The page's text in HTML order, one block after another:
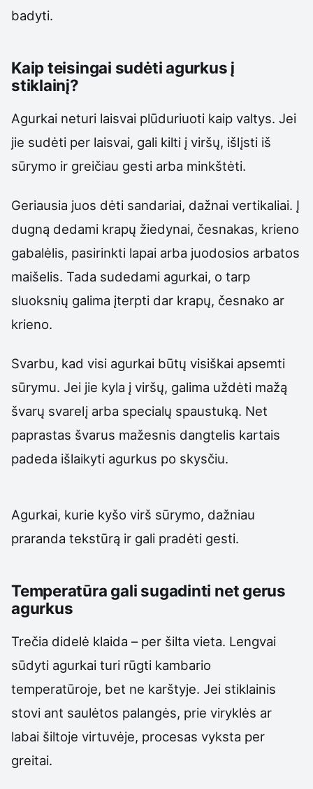
badyti.
Kaip teisingai sudėti agurkus į
stiklainį?
Agurkai neturi laisvai plūduriuoti kaip valtys. Jei
jie sudėti per laisvai, gali kilti į viršų, išlįsti iš
sūrymo ir greičiau gesti arba minkštėti.
Geriausia juos dėti sandariai, dažnai vertikaliai. Į
dugną dedami krapų žiedynai, česnakas, krieno
gabalėlis, pasirinkti lapai arba juodosios arbatos
maišelis. Tada sudedami agurkai, o tarp
sluoksnių galima įterpti dar krapų, česnako ar
krieno.
Svarbu, kad visi agurkai būtų visiškai apsemti
sūrymu. Jei jie kyla į viršų, galima uždėti mažą
švarų svarelį arba specialų spaustuką. Net
paprastas švarus mažesnis dangtelis kartais
padeda išlaikyti agurkus po skysčiu.
Agurkai, kurie kyšo virš sūrymo, dažniau
praranda tekstūrą ir gali pradėti gesti.
Temperatūra gali sugadinti net gerus
agurkus
Trečia didelė klaida – per šilta vieta. Lengvai
sūdyti agurkai turi rūgti kambario
temperatūroje, bet ne karštyje. Jei stiklainis
stovi ant saulėtos palangės, prie viryklės ar
labai šiltoje virtuvėje, procesas vyksta per
greitai.